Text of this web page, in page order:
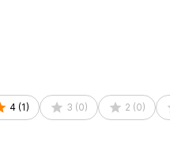
untuk pembelian produk ini:
Pancing Spinning Carbon Fiber
4 (1) 3 (0) 2 (0)